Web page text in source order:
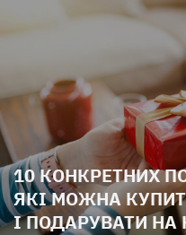
10 КОНКРЕТНИХ
ЯКІ МОЖНА
І ПОДАРУВАТИ НА